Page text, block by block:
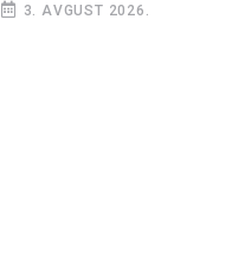
budžetskim
3. AVGUST 2026.